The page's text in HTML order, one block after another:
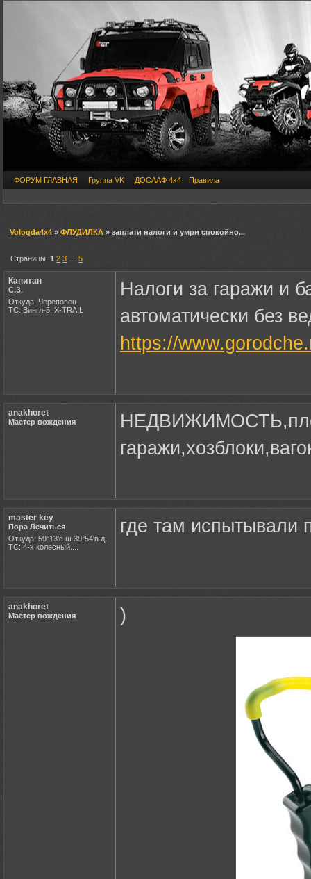
ФОРУМ ГЛАВНАЯ Группа VK ДОСААФ 4х4 Правила
Vologda4x4 » ФЛУДИЛКА » заплати налоги и умри спокойно...
Страницы:1 2 3 …5
Капитан
С.З.
Откуда: Череповец
ТС: Вингл-5, X-TRAIL
Налоги за гаражи и
автоматически без
https://
anakhoret
Мастер вождения
master key
Пора Лечиться
Откуда: 59°13'с.ш.39°54'в.д.
ТС: 4-х колесный....
где там испытывали
anakhoret
Мастер вождения )